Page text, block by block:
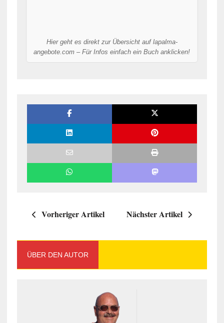
Hier geht es direkt zur Übersicht auf lapalma-
angebote.com – Für Infos einfach ein Buch anklicken!
Vorheriger Artikel Nächster Artikel
ÜBER DEN AUTOR